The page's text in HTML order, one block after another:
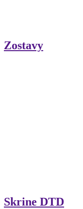
Zostavy
Skrine DTD